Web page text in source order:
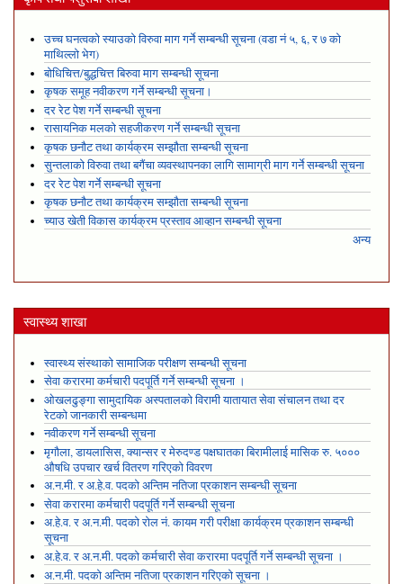
उच्च घनत्वको स्याउको विरुवा माग गर्ने सम्बन्धी सूचना (वडा नं ५, ६, र ७ को
माथिल्लो भेग)
बोधिचित्त/बुद्धचित्त बिरुवा माग सम्बन्धी सूचना
कृषक समूह नवीकरण गर्ने सम्बन्धी सूचना।
दर रेट पेश गर्ने सम्बन्धी सूचना
रासायनिक मलको सहजीकरण गर्ने सम्बन्धी सूचना
कृषक छनौट तथा कार्यक्रम सम्झौता सम्बन्धी सूचना
सुन्तलाको विरुवा तथा बगैंचा व्यवस्थापनका लागि सामाग्री माग गर्ने सम्बन्धी सूचना
दर रेट पेश गर्ने सम्बन्धी सूचना
कृषक छनौट तथा कार्यक्रम सम्झौता सम्बन्धी सूचना
च्याउ खेती विकास कार्यक्रम प्रस्ताव आव्हान सम्बन्धी सूचना
अन्य
स्वास्थ्य शाखा
स्वास्थ्य संस्थाको सामाजिक परीक्षण सम्बन्धी सूचना
सेवा करारमा कर्मचारी पदपूर्ति गर्ने सम्बन्धी सूचना ।
ओखलढुङ्गा सामुदायिक अस्पतालको विरामी यातायात सेवा संचालन तथा दर
रेटको जानकारी सम्बन्धमा
नवीकरण गर्ने सम्बन्धी सूचना
मृगौला, डायलासिस, क्यान्सर र मेरुदण्ड पक्षघातका बिरामीलाई मासिक रु. ५०००
औषधि उपचार खर्च वितरण गरिएको विवरण
अ.न.मी. र अ.हे.व. पदको अन्तिम नतिजा प्रकाशन सम्बन्धी सूचना
सेवा करारमा कर्मचारी पदपूर्ति गर्ने सम्बन्धी सूचना
अ.हे.व. र अ.न.मी. पदको रोल नं. कायम गरी परीक्षा कार्यक्रम प्रकाशन सम्बन्धी
सूचना
अ.हे.व. र अ.न.मी. पदको कर्मचारी सेवा करारमा पदपूर्ति गर्ने सम्बन्धी सूचना ।
अ.न.मी. पदको अन्तिम नतिजा प्रकाशन गरिएको सूचना ।